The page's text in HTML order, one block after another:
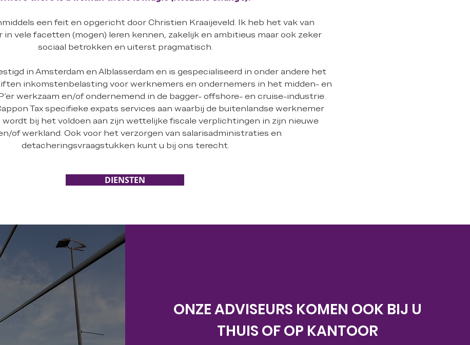
een feit en opgericht door Christien Kraaijeveld. Ik heb het vak van
in vele facetten (mogen) leren kennen, zakelijk en ambitieus maar ook zeker
sociaal betrokken en uiterst pragmatisch.
in Amsterdam en Alblasserdam en is gespecialiseerd in onder andere het
inkomstenbelasting voor werknemers en ondernemers in het midden- en
werkzaam en/of ondernemend in de bagger- offshore- en cruise-industrie.
Tax specifieke expats services aan waarbij de buitenlandse werknemer
bij het voldoen aan zijn wettelijke fiscale verplichtingen in zijn nieuwe
of werkland. Ook voor het verzorgen van salarisadministraties en
detacheringsvraagstukken kunt u bij ons terecht.
DIENSTEN
ONZE ADVISEURS KOMEN OOK BIJ U
THUIS OF OP KANTOOR